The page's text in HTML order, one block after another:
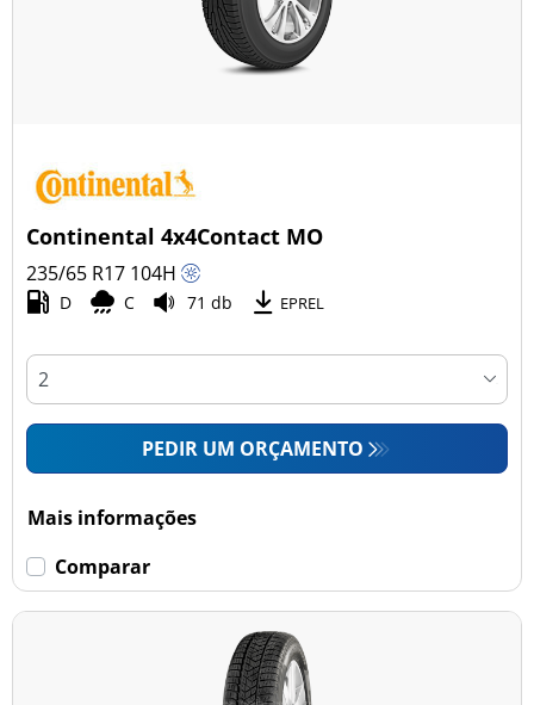
Continental 4x4Contact MO
235/65 R17 104H
D C 71 db EPREL
PEDIR UM ORÇAMENTO
Mais informações
Comparar